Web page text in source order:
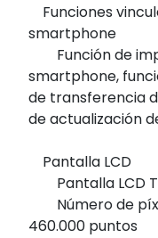
Funciones
smartphone
Función de
smartphone,
de transferencia
de actualización
Pantalla LCD
Pantalla LCD
Número de
460.000 puntos